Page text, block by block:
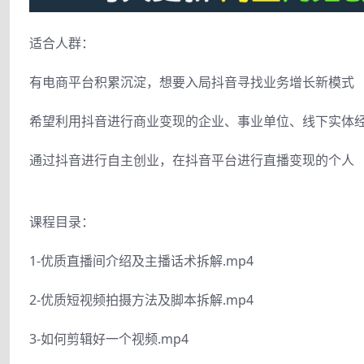
适合人群：
有电商平台积累沉淀，想要入局抖音寻找业务增长新模式
希望利用抖音进行商业变现的企业、事业单位、线下实体
通过抖音进行自主创业，在抖音平台进行直播变现的个人
课程目录：
1-优质直播间介绍及主播话术拆解.mp4
2-优质短视频拍摄方法及脚本拆解.mp4
3-如何剪辑好一个视频.mp4